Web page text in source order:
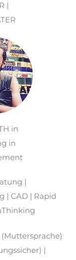
|
in
in
|
| CAD | Rapid
|